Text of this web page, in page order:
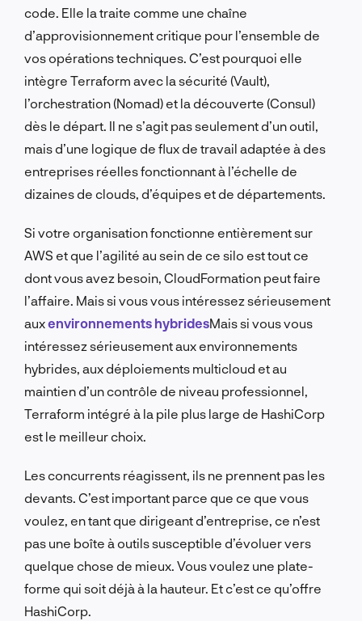
code. Elle la traite comme une chaîne
d’approvisionnement critique pour l’ensemble de
vos opérations techniques. C’est pourquoi elle
intègre Terraform avec la sécurité (Vault),
l’orchestration (Nomad) et la découverte (Consul)
dès le départ. Il ne s’agit pas seulement d’un outil,
mais d’une logique de flux de travail adaptée à des
entreprises réelles fonctionnant à l’échelle de
dizaines de clouds, d’équipes et de départements.
Si votre organisation fonctionne entièrement sur
AWS et que l’agilité au sein de ce silo est tout ce
dont vous avez besoin, CloudFormation peut faire
l’affaire. Mais si vous vous intéressez sérieusement
auxenvironnements hybridesMais si vous vous
intéressez sérieusement aux environnements
hybrides, aux déploiements multicloud et au
maintien d’un contrôle de niveau professionnel,
Terraform intégré à la pile plus large de HashiCorp
est le meilleur choix.
Les concurrents réagissent, ils ne prennent pas les
devants. C’est important parce que ce que vous
voulez, en tant que dirigeant d’entreprise, ce n’est
pas une boîte à outils susceptible d’évoluer vers
quelque chose de mieux. Vous voulez une plate-
forme qui soit déjà à la hauteur. Et c’est ce qu’offre
HashiCorp.